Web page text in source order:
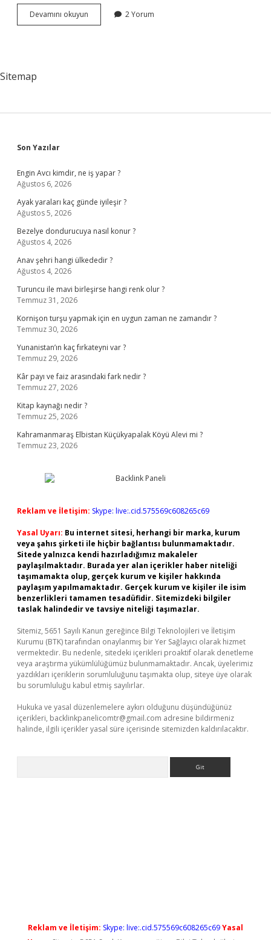
Devamını okuyun
Ne
2 Yorum
Sitemap
Sidebar
Son Yazılar
Engin Avcı kimdir, ne iş yapar ?
Ağustos 6, 2026
Ayak yaraları kaç günde iyileşir ?
Ağustos 5, 2026
Bezelye dondurucuya nasıl konur ?
Ağustos 4, 2026
Anav şehri hangi ülkededir ?
Ağustos 4, 2026
Turuncu ile mavi birleşirse hangi renk olur ?
Temmuz 31, 2026
Kornişon turşu yapmak için en uygun zaman ne zamandır ?
Temmuz 30, 2026
Yunanistan’ın kaç fırkateyni var ?
Temmuz 29, 2026
Kâr payı ve faiz arasındaki fark nedir ?
Temmuz 27, 2026
Kitap kaynağı nedir ?
Temmuz 25, 2026
Kahramanmaraş Elbistan Küçükyapalak Köyü Alevi mi ?
Temmuz 23, 2026
Reklam ve İletişim: Skype: live:.cid.575569c608265c69
Yasal Uyarı: Bu internet sitesi, herhangi bir marka, kurum
veya şahıs şirketi ile hiçbir bağlantısı bulunmamaktadır.
Sitede yalnızca kendi hazırladığımız makaleler
paylaşılmaktadır. Burada yer alan içerikler haber niteliği
taşımamakta olup, gerçek kurum ve kişiler hakkında
paylaşım yapılmamaktadır. Gerçek kurum ve kişiler ile isim
benzerlikleri tamamen tesadüfidir. Sitemizdeki bilgiler
taslak halindedir ve tavsiye niteliği taşımazlar.
Sitemiz, 5651 Sayılı Kanun gereğince Bilgi Teknolojileri ve İletişim
Kurumu (BTK) tarafından onaylanmış bir Yer Sağlayıcı olarak hizmet
vermektedir. Bu nedenle, sitedeki içerikleri proaktif olarak denetleme
veya araştırma yükümlülüğümüz bulunmamaktadır. Ancak, üyelerimiz
yazdıkları içeriklerin sorumluluğunu taşımakta olup, siteye üye olarak
bu sorumluluğu kabul etmiş sayılırlar.
Hukuka ve yasal düzenlemelere aykırı olduğunu düşündüğünüz
içerikleri, backlinkpanelicomtr@gmail.com adresine bildirmeniz
halinde, ilgili içerikler yasal süre içerisinde sitemizden kaldırılacaktır.
Reklam ve İletişim: Skype: live:.cid.575569c608265c69Yasal